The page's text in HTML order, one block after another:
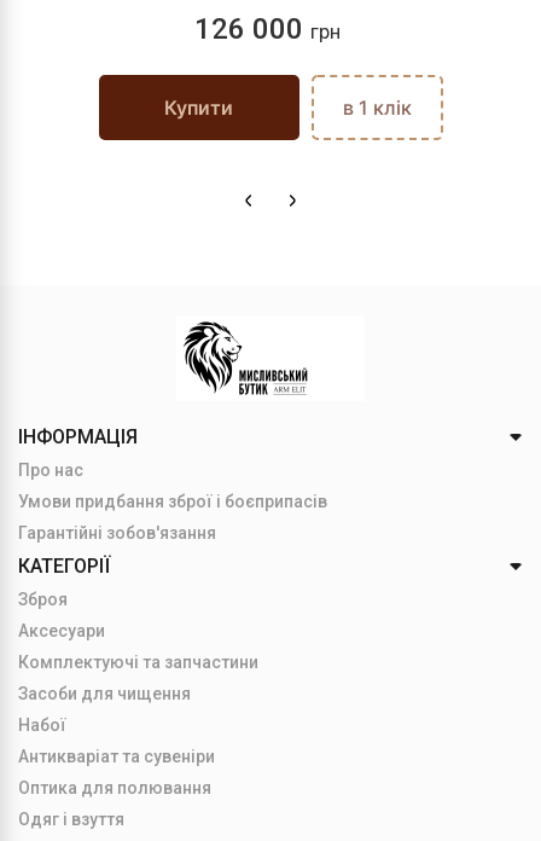
126 000 грн
Купити в 1 клік
ІНФОРМАЦІЯ
Про нас
Умови придбання зброї і боєприпасів
Гарантійні зобов'язання
КАТЕГОРІЇ
Зброя
Аксесуари
Комплектуючі та запчастини
Засоби для чищення
Набої
Антикваріат та сувеніри
Оптика для полювання
Одяг і взуття